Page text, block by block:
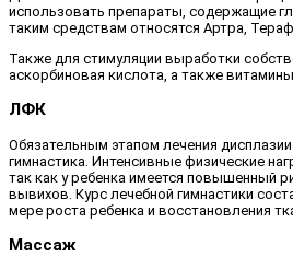
использовать препараты, содержащие
таким средствам относятся Артра,
Также для стимуляции выработки
аскорбиновая кислота, а также
ЛФК
Обязательным этапом лечения дисплазии
гимнастика. Интенсивные физические
так как у ребенка имеется повышенный
вывихов. Курс лечебной гимнастики
мере роста ребенка и восстановления
Массаж